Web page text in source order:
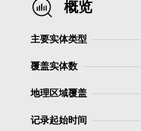
概览
主要实体类型
覆盖实体数
地理区域覆盖
记录起始时间